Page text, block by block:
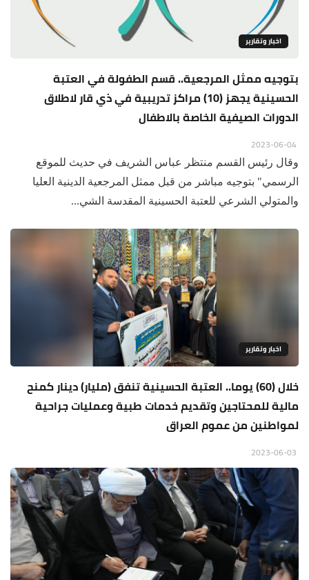
اخبار وتقارير
بتوجيه ممثل المرجعية.. قسم الطفولة في العتبة
الحسينية يجهز (10) مراكز تدريبية في ذي قار لاطلاق
الدورات الصيفية الخاصة بالاطفال
وقال رئيس القسم منتظر عباس الشريف في حديث للموقع
الرسمي" بتوجيه مباشر من قبل ممثل المرجعية الدينية العليا
والمتولي الشرعي للعتبة الحسينية المقدسة الشي...
اخبار وتقارير
خلال (60) يوما.. العتبة الحسينية تنفق (مليار) دينار كمنح
مالية للمحتاجين وتقديم خدمات طبية وعمليات جراحية
لمواطنين من عموم العراق